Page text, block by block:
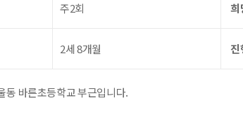
주2회 희
2세 8개월 진
동 바른초등학교 부근입니다.